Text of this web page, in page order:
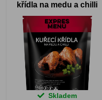
křídla na medu a chilli
300g
Skladem